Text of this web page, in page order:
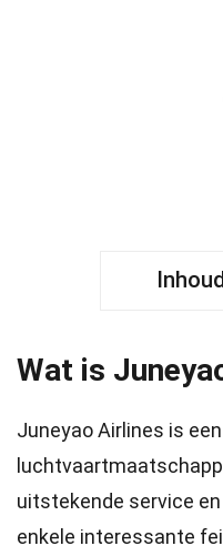
Wat is
Juneyao Airlines is
uitstekende service
enkele interessante